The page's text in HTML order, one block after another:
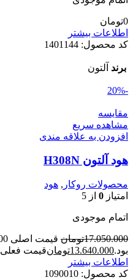
0تومان
اطلاعات بیشتر
کد محصول: 1401144
برند آلتون
-20%
مقایسه
مشاهده سریع
افزودن به علاقه مندی
هود آلتون H308N
محصولات روکار , هود
امتیاز 0 از 5
اتمام موجودی
17.050.000تومان
بود.13.640.000تومانقیمت فعلی 13.640.000تومان است.
اطلاعات بیشتر
کد محصول: 1090010